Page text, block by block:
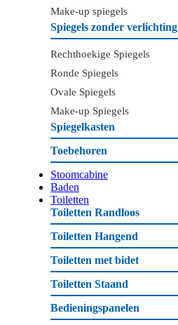
Make-up spiegels
Spiegels zonder verlichting
Rechthoekige Spiegels
Ronde Spiegels
Ovale Spiegels
Make-up Spiegels
Spiegelkasten
Toebehoren
Stoomcabine
Baden
Toiletten
Toiletten Randloos
Toiletten Hangend
Toiletten met bidet
Toiletten Staand
Bedieningspanelen